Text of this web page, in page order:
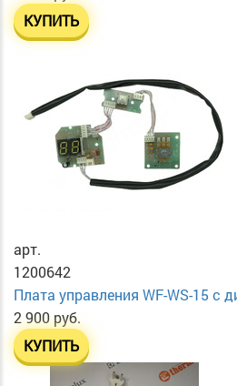
КУПИТЬ
арт.
1200642
Плата управления WF-WS-15 с
2 900 руб.
КУПИТЬ